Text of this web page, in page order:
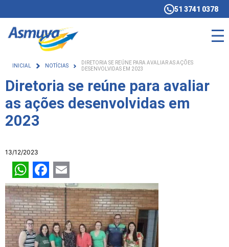
51 3741 0378
INICIAL NOTÍCIAS
DIRETORIA SE REÚNE PARA AVALIAR AS AÇÕES
DESENVOLVIDAS EM 2023
Diretoria se reúne para avaliar
as ações desenvolvidas em
2023
13/12/2023
WhatsApp
Facebook
Email